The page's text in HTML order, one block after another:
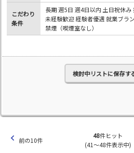
こだわり
条件
長期 週5日 週4日以内 土日祝休
未経験歓迎 経験者優遇 就業ブラ
禁煙（喫煙室なし）
検討中リストに保存す
前の10件
48件ヒット
(41～48件表示中)